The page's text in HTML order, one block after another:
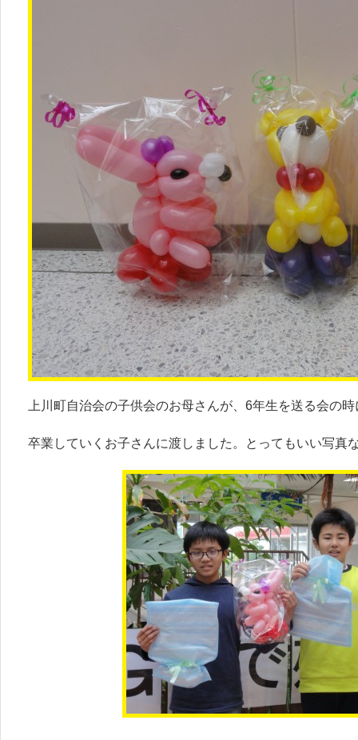
上川町自治会の子供会のお母さんが、6年生を送る会の
卒業していくお子さんに渡しました。とってもいい写真